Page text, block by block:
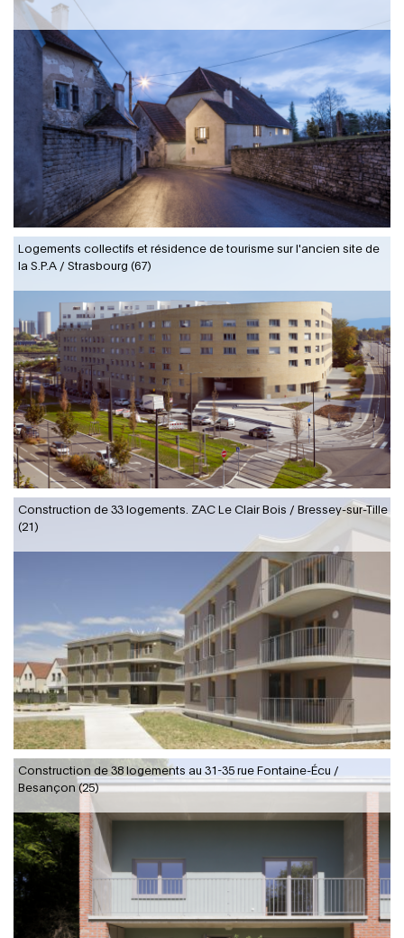
Logements collectifs et résidence de tourisme sur l'ancien site de
la S.P.A / Strasbourg (67)
Construction de 33 logements. ZAC Le Clair Bois / Bressey-sur-Tille
(21)
Construction de 38 logements au 31-35 rue Fontaine-Écu /
Besançon (25)